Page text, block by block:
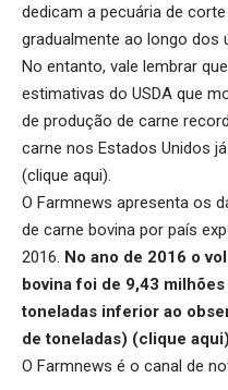
dedicam a pecuária de
gradualmente ao longo dos
No entanto, vale lembrar
estimativas do USDA que
de produção de carne
carne nos Estados Unidos
(clique aqui).
O Farmnews apresenta os
de carne bovina por país
2016. No ano de 2016 o
bovina foi de 9,43
toneladas inferior ao
de toneladas) (clique aqui
O Farmnews é o canal de